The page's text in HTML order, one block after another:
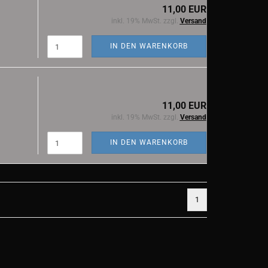
11,00 EUR
inkl. 19% MwSt. zzgl. Versand
IN DEN WARENKORB
11,00 EUR
inkl. 19% MwSt. zzgl. Versand
IN DEN WARENKORB
1